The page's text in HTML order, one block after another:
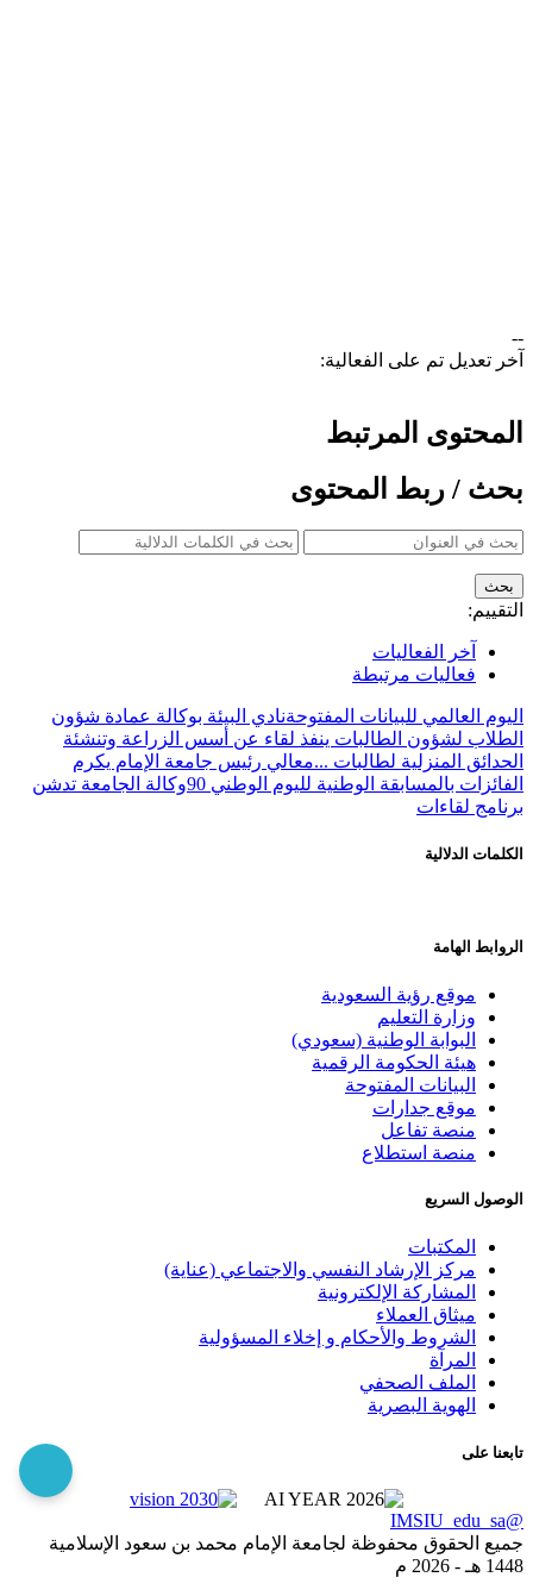
--
آخر تعديل تم على الفعالية:
المحتوى المرتبط
بحث / ربط المحتوى
التقييم:
آخر الفعاليات
فعاليات مرتبطة
اليوم العالمي للبيانات المفتوحةنادي البيئة بوكالة عمادة شؤون
الطلاب لشؤون الطالبات ينفذ لقاء عن أسس الزراعة وتنشئة
الحدائق المنزلية لطالبات ...معالي رئيس جامعة الإمام يكرم
الفائزات بالمسابقة الوطنية لليوم الوطني 90
وكالة الجامعة تدشن
برنامج لقاءات
الكلمات الدلالية
الروابط الهامة
موقع رؤية السعودية
وزارة التعليم
البوابة الوطنية (سعودي)
هيئة الحكومة الرقمية
البيانات المفتوحة
موقع جدارات
منصة تفاعل
منصة استطلاع
الوصول السريع
المكتبات
مركز الإرشاد النفسي والاجتماعي (عناية)
المشاركة الإلكترونية
ميثاق العملاء
الشروط والأحكام و إخلاء المسؤولية
المرآة
الملف الصحفي
الهوية البصرية
تابعنا على
@IMSIU_edu_sa
جميع الحقوق محفوظة لجامعة الإمام محمد بن سعود الإسلامية
1448 هـ -
2026 م